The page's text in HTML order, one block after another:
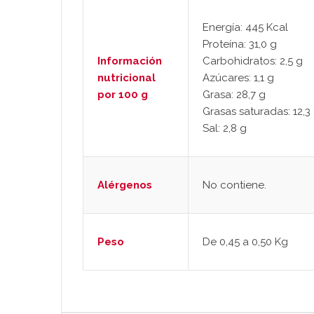
Información
nutricional
por 100 g
Energía: 445 Kcal
Proteína: 31,0 g
Carbohidratos: 2,5 g
Azúcares: 1,1 g
Grasa: 28,7 g
Grasas saturadas: 12,3
Sal: 2,8 g
Alérgenos No contiene.
Peso De 0,45 a 0,50 Kg